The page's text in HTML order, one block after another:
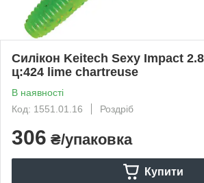
Силікон Keitech Sexy Impact
ц:424 lime chartreuse
В наявності
Код: 1551.01.16
Роздріб
306 ₴/упаковка
Купити